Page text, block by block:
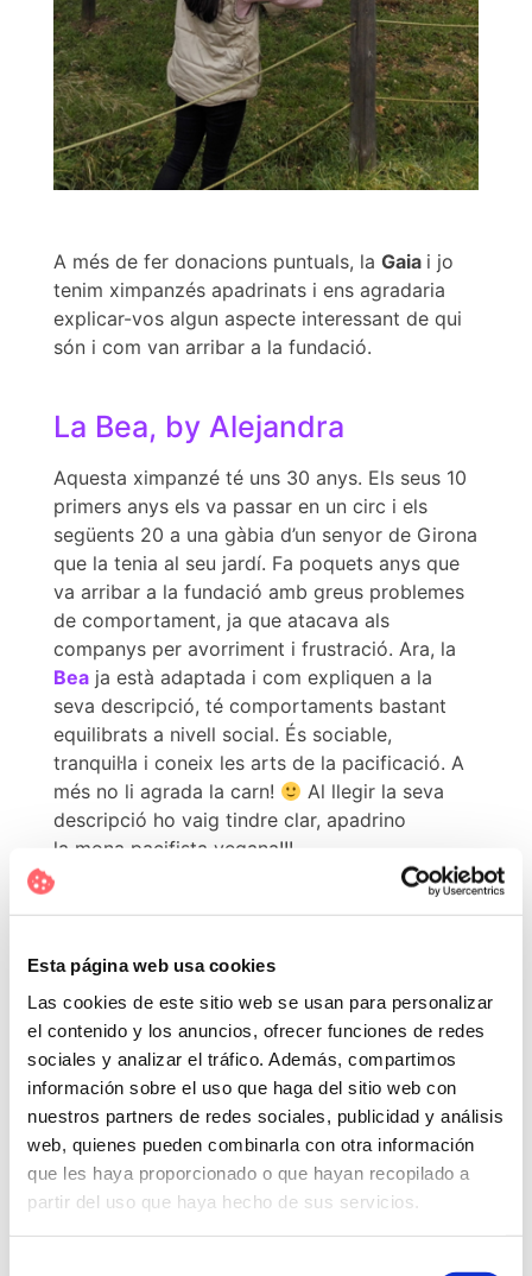
Esta página web usa cookies
Las cookies de este sitio web se usan para personalizar
el contenido y los anuncios, ofrecer funciones de redes
sociales y analizar el tráfico. Además, compartimos
información sobre el uso que haga del sitio web con
nuestros partners de redes sociales, publicidad y análisis
web, quienes pueden combinarla con otra información
que les haya proporcionado o que hayan recopilado a
partir del uso que haya hecho de sus servicios.
A més de fer donacions puntuals, la Gaia i jo
tenim ximpanzés apadrinats i ens agradaria
explicar-vos algun aspecte interessant de qui
són i com van arribar a la fundació.
La Bea, by Alejandra
Aquesta ximpanzé té uns 30 anys. Els seus 10
primers anys els va passar en un circ i els
següents 20 a una gàbia d’un senyor de Girona
que la tenia al seu jardí. Fa poquets anys que
va arribar a la fundació amb greus problemes
de comportament, ja que atacava als
companys per avorriment i frustració. Ara, la
Bea ja està adaptada i com expliquen a la
seva descripció, té comportaments bastant
equilibrats a nivell social. És sociable,
tranquil·la i coneix les arts de la pacificació. A
més no li agrada la carn!
Al llegir la seva
descripció ho vaig tindre clar, apadrino
la mona pacifista vegana!!!